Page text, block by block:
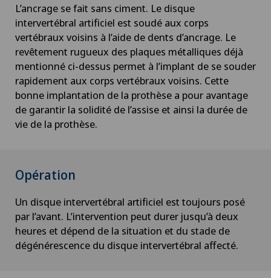
L’ancrage se fait sans ciment. Le disque
intervertébral artificiel est soudé aux corps
vertébraux voisins à l’aide de dents d’ancrage. Le
revêtement rugueux des plaques métalliques déjà
mentionné ci-dessus permet à l’implant de se souder
rapidement aux corps vertébraux voisins. Cette
bonne implantation de la prothèse a pour avantage
de garantir la solidité de l’assise et ainsi la durée de
vie de la prothèse.
Opération
Un disque intervertébral artificiel est toujours posé
par l’avant. L’intervention peut durer jusqu’à deux
heures et dépend de la situation et du stade de
dégénérescence du disque intervertébral affecté.